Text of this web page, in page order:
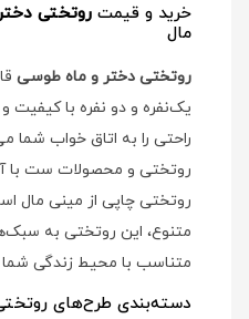
خرید و قیمت روتختی
مال
روتختی دختر و ماه طوسی
یک‌نفره و دو نفره با کیفیت
راحتی را به اتاق خواب شما
روتختی و محصولات ست با
روتختی چاپی از مینی مال
متنوع، این روتختی به
متناسب با محیط زندگی
دسته‌بندی طرح‌های